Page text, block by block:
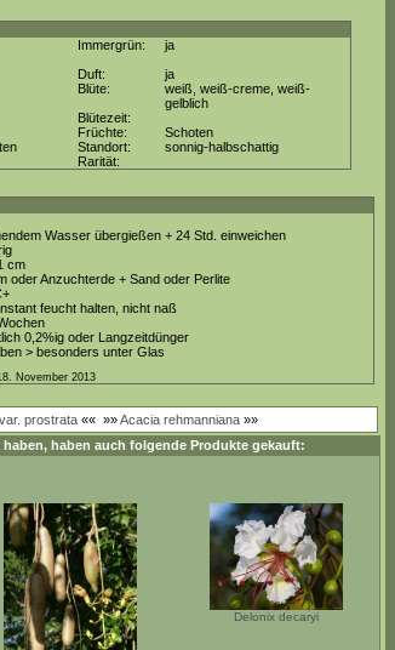
Immergrün:
ja
Duft:
ja
Blüte:
weiß, weiß-creme, weiß-
gelblich
Blütezeit:
Früchte:
Schoten
Standort:
sonnig-halbschattig
Rarität:
Wasser übergießen + 24 Std. einweichen
cm
oder Anzuchterde + Sand oder Perlite
feucht halten, nicht naß
0,2%ig oder Langzeitdünger
> besonders unter Glas
November 2013
prostrata«« »»Acacia rehmanniana»»
haben, haben auch folgende Produkte gekauft:
Delonix decaryi